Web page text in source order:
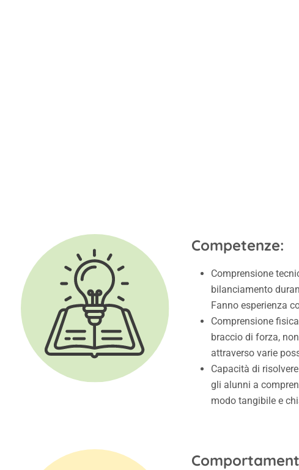
Competenze:
Comprensione
bilanciamento
Fanno esperienza
Comprensione
braccio di forza,
attraverso varie
Capacità di
gli alunni a
modo tangibile e